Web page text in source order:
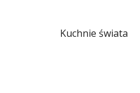
Kuchnie świata